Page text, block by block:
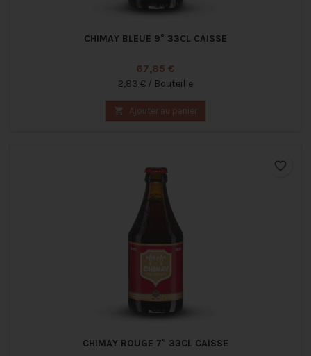
CHIMAY BLEUE 9° 33CL CAISSE
Prix
67,85 €
2,83 € / Bouteille
 Ajouter au panier
CHIMAY ROUGE 7° 33CL CAISSE
favorite_border